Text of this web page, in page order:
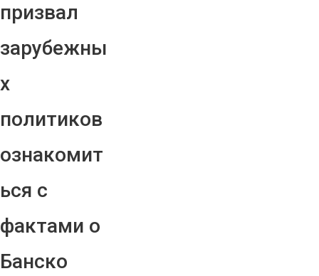
призвал
зарубежны
х
политиков
ознакомит
ься с
фактами о
Банско